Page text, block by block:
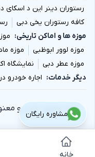
رستوران دینر این د اسکای
کافه رستوران یخی دبی
موزه ها و اماکن تاریخی
موزه لوور ابوظبی
موزه
موزه عطر دبی
نمایشگاه
دیگر خدمات
اجاره خودرو
تمام حقوق مادی و
مشاوره رایگان
خانه